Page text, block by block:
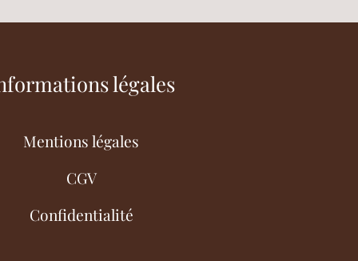
légales
Mentions légales
CGV
Confidentialité